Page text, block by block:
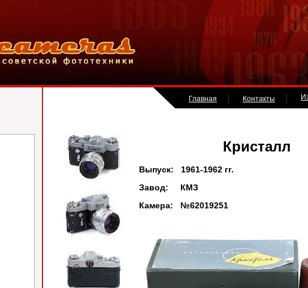
Главная Контакты
Кристалл
Выпуск: 1961-1962 гг.
Завод: КМЗ
Камера: №62019251